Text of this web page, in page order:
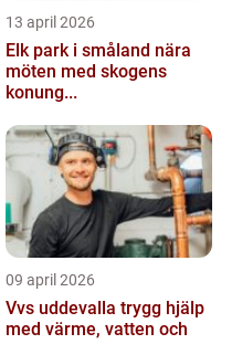
13 april 2026
Elk park i småland nära
möten med skogens
konung...
09 april 2026
Vvs uddevalla trygg hjälp
med värme, vatten och